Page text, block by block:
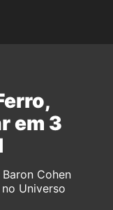
em 3
Cohen
Universo